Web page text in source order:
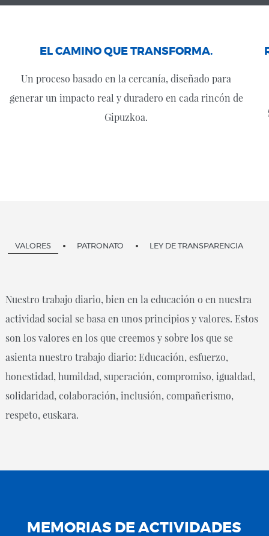
EL CAMINO QUE TRANSFORMA.
Un proceso basado en la cercanía, diseñado para
generar un impacto real y duradero en cada rincón de
Gipuzkoa.
VALORES PATRONATO LEY DE TRANSPARENCIA
Nuestro trabajo diario, bien en la educación o en nuestra
actividad social se basa en unos principios y valores. Estos
son los valores en los que creemos y sobre los que se
asienta nuestro trabajo diario: Educación, esfuerzo,
honestidad, humildad, superación, compromiso, igualdad,
solidaridad, colaboración, inclusión, compañerismo,
respeto, euskara.
MEMORIAS DE ACTIVIDADES